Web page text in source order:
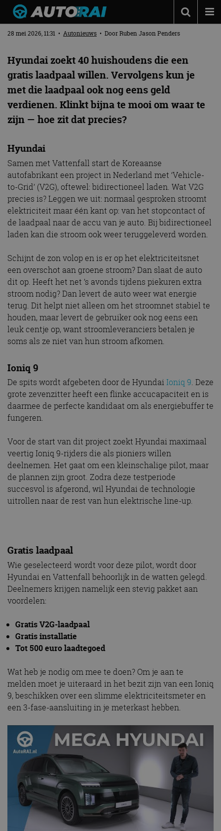
Autonieuws
Autotests
Automerken
Adverteren
Contact
MotorRAI.nl
DIT MERK DEELT GRATIS LAADPALEN UIT
28 mei 2026, 11:31 • Autonieuws • DoorRuben Jason Penders
Hyundai zoekt 40 huishoudens die een
gratis laadpaal willen. Vervolgens kun je
met die laadpaal ook nog eens geld
verdienen. Klinkt bijna te mooi om waar te
zijn — hoe zit dat precies?
Hyundai
Samen met Vattenfall start de Koreaanse
autofabrikant een project in Nederland met ‘Vehicle-
to-Grid’ (V2G), oftewel: bidirectioneel laden. Wat V2G
precies is? Leggen we uit: normaal gesproken stroomt
elektriciteit maar één kant op: van het stopcontact of
de laadpaal naar de accu van je auto. Bij bidirectioneel
laden kan die stroom ook weer teruggeleverd worden.
Schijnt de zon volop en is er op het elektriciteitsnet
een overschot aan groene stroom? Dan slaat de auto
dit op. Heeft het net ’s avonds tijdens piekuren extra
stroom nodig? Dan levert de auto weer wat energie
terug. Dit helpt niet alleen om het stroomnet stabiel te
houden, maar levert de gebruiker ook nog eens een
leuk centje op, want stroomleveranciers betalen je
soms als ze niet van hun stroom afkomen.
Ioniq 9
De spits wordt afgebeten door de Hyundai Ioniq 9. Deze
grote zevenzitter heeft een flinke accucapaciteit en is
daarmee de perfecte kandidaat om als energiebuffer te
fungeren.
Voor de start van dit project zoekt Hyundai maximaal
veertig Ioniq 9-rijders die als pioniers willen
deelnemen. Het gaat om een kleinschalige pilot, maar
de plannen zijn groot. Zodra deze testperiode
succesvol is afgerond, wil Hyundai de technologie
uitrollen naar de rest van hun elektrische line-up.
Gratis laadpaal
Wie geselecteerd wordt voor deze pilot, wordt door
Hyundai en Vattenfall behoorlijk in de watten gelegd.
Deelnemers krijgen namelijk een stevig pakket aan
voordelen:
Gratis V2G-laadpaal
Gratis installatie
Tot 500 euro laadtegoed
Wat heb je nodig om mee te doen? Om je aan te
melden moet je uiteraard in het bezit zijn van een Ioniq
9, beschikken over een slimme elektriciteitsmeter en
een 3-fase-aansluiting in je meterkast hebben.